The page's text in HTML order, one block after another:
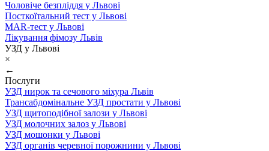
Чоловіче безпліддя у Львові
Посткоїтальний тест у Львові
MAR-тест у Львові
Лікування фімозу Львів
УЗД у Львові
×
←
Послуги
УЗД нирок та сечового міхура Львів
Трансабдомінальне УЗД простати у Львові
УЗД щитоподібної залози у Львові
УЗД молочних залоз у Львові
УЗД мошонки у Львові
УЗД органів черевної порожнини у Львові